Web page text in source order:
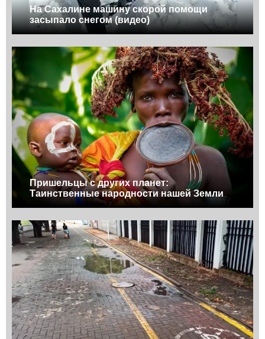
На Сахалине машину скорой помощи
засыпало снегом (видео)
Пришельцы с других планет:
Таинственные народности нашей Земли